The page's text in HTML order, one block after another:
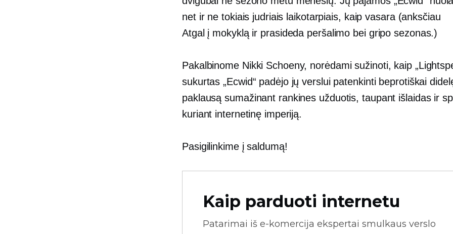
net ir ne tokiais judriais laikotarpiais, kaip vasara (anksčiau
Atgal į mokykląir prasideda peršalimo bei gripo sezonas.)
Pakalbinome Nikki Schoeny, norėdami sužinoti, kaip
sukurtas „Ecwid“ padėjo jų verslui patenkinti beprotiškai
paklausą sumažinant rankines užduotis, taupant išlaidas ir
kuriant internetinę imperiją.
Pasigilinkime į saldumą!
Kaip parduoti internetu
Patarimai iš e-komercija ekspertai smulkaus verslo